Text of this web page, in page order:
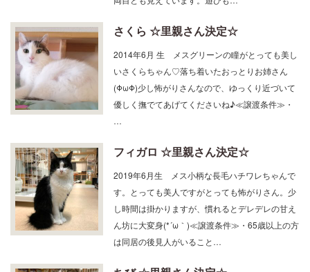
2014年6月 生 メスグリーンの瞳がとっても美し
いさくらちゃん♡落ち着いたおっとりお姉さん
(ΦωΦ)少し怖がりさんなので、ゆっくり近づいて
優しく撫でてあげてくださいね♪≪譲渡条件≫・
…
2019年6月生 メス小柄な長毛ハチワレちゃんで
す。とっても美人ですがとっても怖がりさん。少
し時間は掛かりますが、慣れるとデレデレの甘え
ん坊に大変身(*´ω｀)≪譲渡条件≫・65歳以上の方
は同居の後見人がいること…